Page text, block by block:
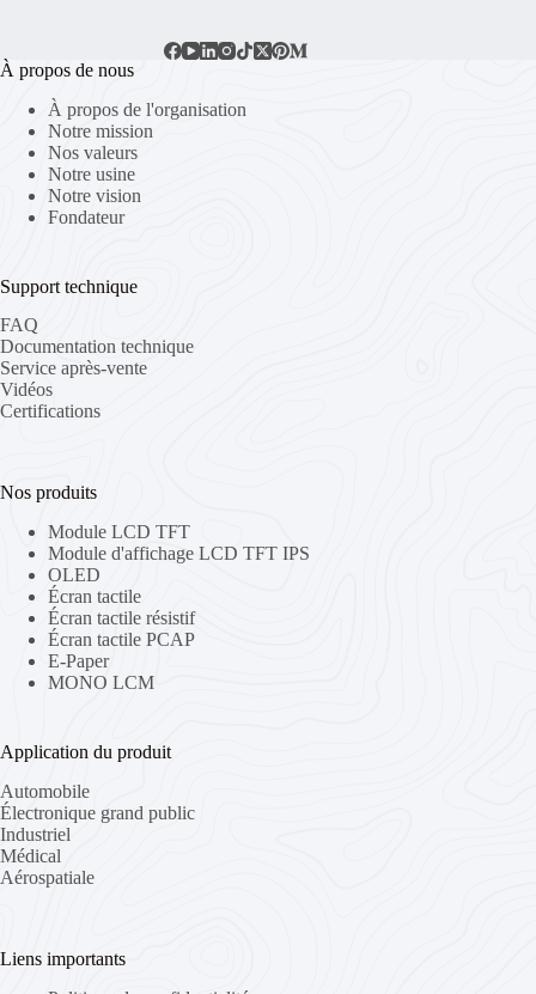
À propos de nous
À propos de l'organisation
Notre mission
Nos valeurs
Notre usine
Notre vision
Fondateur
Support technique
FAQ
Documentation technique
Service après-vente
Vidéos
Certifications
Nos produits
Module LCD TFT
Module d'affichage LCD TFT IPS
OLED
Écran tactile
Écran tactile résistif
Écran tactile PCAP
E-Paper
MONO LCM
Application du produit
Automobile
Électronique grand public
Industriel
Médical
Aérospatiale
Liens importants